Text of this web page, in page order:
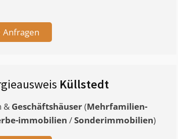
Anfragen
Küllstedt
& Geschäftshäuser(Mehrfamilien-
immobilien /Sonderimmobilien)